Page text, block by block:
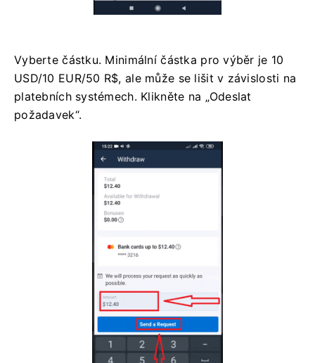
Vyberte částku. Minimální částka pro výběr je 10
USD/10 EUR/50 R$, ale může se lišit v závislosti na
platebních systémech. Klikněte na „Odeslat
požadavek“.